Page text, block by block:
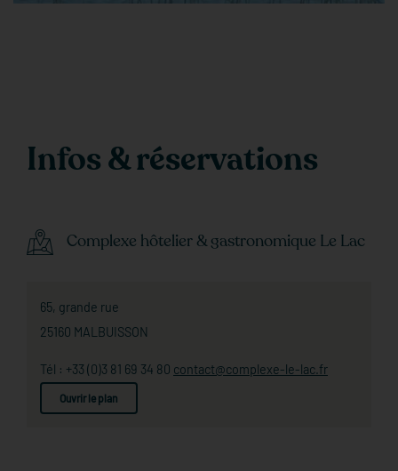
Infos & réservations
Complexe hôtelier & gastronomique Le Lac
65, grande rue
25160 MALBUISSON
Tél : +33 (0)3 81 69 34 80 contact@complexe-le-lac.fr
Ouvrir le plan